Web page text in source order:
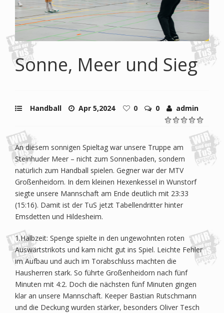
Sonne, Meer und Sieg
Handball Apr 5,2024 0 0 admin
An diesem sonnigen Spieltag war unsere Truppe am
Steinhuder Meer – nicht zum Sonnenbaden, sondern
natürlich zum Handball spielen. Gegner war der MTV
Großenheidorn. In dem kleinen Hexenkessel in Wunstorf
siegte unsere Mannschaft am Ende deutlich mit 23:33
(15:16). Damit ist der TuS jetzt Tabellendritter hinter
Emsdetten und Hildesheim.
1.Halbzeit: Spenge spielte in den ungewohnten roten
Auswärtstrikots und kam nicht gut ins Spiel. Leichte Fehler
im Aufbau und auch im Torabschluss machten die
Hausherren stark. So führte Großenheidorn nach fünf
Minuten mit 4:2. Doch die nächsten fünf Minuten gingen
klar an unsere Mannschaft. Keeper Bastian Rutschmann
und die Deckung wurden stärker, besonders Oliver Tesch